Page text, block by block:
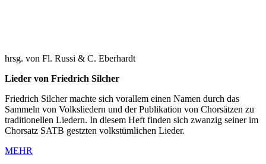
hrsg. von Fl. Russi & C. Eberhardt
Lieder von Friedrich Silcher
Friedrich Silcher machte sich vorallem einen Namen durch das
Sammeln von Volksliedern und der Publikation von Chorsätzen zu
traditionellen Liedern. In diesem Heft finden sich zwanzig seiner im
Chorsatz SATB gestzten volkstümlichen Lieder.
MEHR